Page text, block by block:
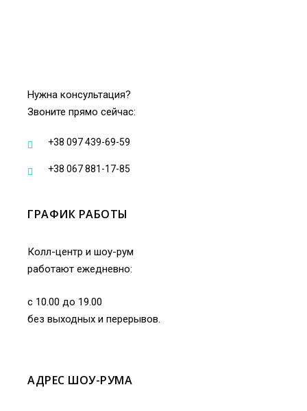
Нужна консультация?
Звоните прямо сейчас:
+38 097 439-69-59
+38 067 881-17-85
ГРАФИК РАБОТЫ
Колл-центр и шоу-рум
работают ежедневно:
с 10.00 до 19.00
без выходных и перерывов.
АДРЕС ШОУ-РУМА